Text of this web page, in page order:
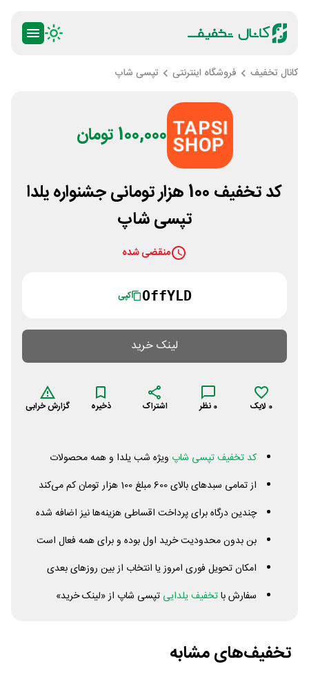
کانال تخفیف فروشگاه اینترنتی تپسی شاپ
100,000 تومان
کد تخفیف 100 هزار تومانی جشنواره یلدا
تپسی شاپ
منقضی شده
OffYLD کپی
لینک خرید
0 لایک 0 نظر اشتراک ذخیره گزارش خرابی
کد تخفیف تپسی شاپ ویژه شب یلدا و همه محصولات
از تمامی سبدهای بالای 600 مبلغ 100 هزار تومان کم می‌کند
چندین درگاه برای پرداخت اقساطی هزینه‌ها نیز اضافه شده
بن بدون محدودیت خرید اول بوده و برای همه فعال است
امکان تحویل فوری امروز یا انتخاب از بین روزهای بعدی
سفارش باتخفیف یلدایی تپسی شاپ از «لینک خرید»
تخفیف‌های مشابه